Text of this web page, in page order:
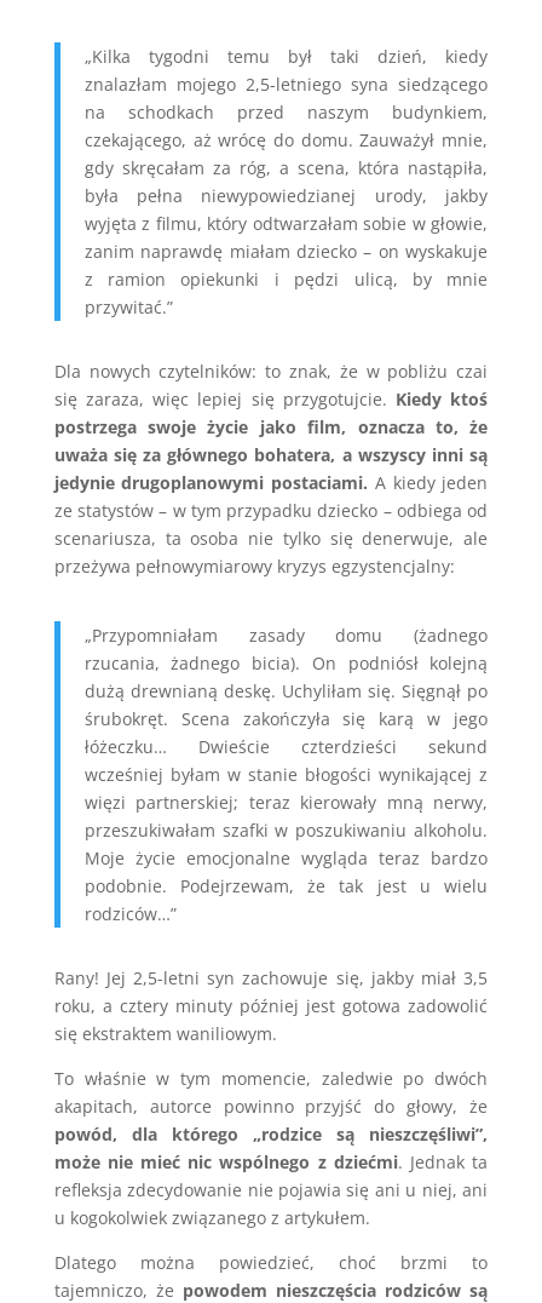
„Kilka tygodni temu był taki dzień, kiedy
znalazłam mojego 2,5-letniego syna siedzącego
na schodkach przed naszym budynkiem,
czekającego, aż wrócę do domu. Zauważył mnie,
gdy skręcałam za róg, a scena, która nastąpiła,
była pełna niewypowiedzianej urody, jakby
wyjęta z filmu, który odtwarzałam sobie w głowie,
zanim naprawdę miałam dziecko – on wyskakuje
z ramion opiekunki i pędzi ulicą, by mnie
przywitać.”
Dla nowych czytelników: to znak, że w pobliżu czai
się zaraza, więc lepiej się przygotujcie. Kiedy ktoś
postrzega swoje życie jako film, oznacza to, że
uważa się za głównego bohatera, a wszyscy inni są
jedynie drugoplanowymi postaciami. A kiedy jeden
ze statystów – w tym przypadku dziecko – odbiega od
scenariusza, ta osoba nie tylko się denerwuje, ale
przeżywa pełnowymiarowy kryzys egzystencjalny:
„Przypomniałam zasady domu (żadnego
rzucania, żadnego bicia). On podniósł kolejną
dużą drewnianą deskę. Uchyliłam się. Sięgnął po
śrubokręt. Scena zakończyła się karą w jego
łóżeczku… Dwieście czterdzieści sekund
wcześniej byłam w stanie błogości wynikającej z
więzi partnerskiej; teraz kierowały mną nerwy,
przeszukiwałam szafki w poszukiwaniu alkoholu.
Moje życie emocjonalne wygląda teraz bardzo
podobnie. Podejrzewam, że tak jest u wielu
rodziców…”
Rany! Jej 2,5-letni syn zachowuje się, jakby miał 3,5
roku, a cztery minuty później jest gotowa zadowolić
się ekstraktem waniliowym.
To właśnie w tym momencie, zaledwie po dwóch
akapitach, autorce powinno przyjść do głowy, że
powód, dla którego „rodzice są nieszczęśliwi”,
może nie mieć nic wspólnego z dziećmi. Jednak ta
refleksja zdecydowanie nie pojawia się ani u niej, ani
u kogokolwiek związanego z artykułem.
Dlatego można powiedzieć, choć brzmi to
tajemniczo, że powodem nieszczęścia rodziców są